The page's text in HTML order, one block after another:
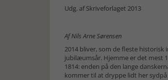
Udg. af Skriveforlaget 2013
Af Nils Arne Sørensen
2014 bliver, som de fleste
jubilæumsår. Hjemme er det mest
1814: enden på den lange
kommer til at dryppe lidt her